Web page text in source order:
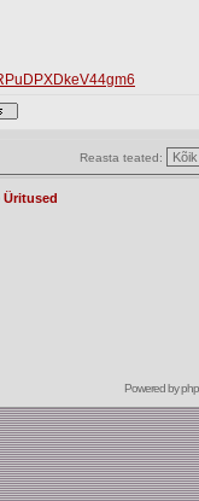
Reasta teated:
Üritused
Powered by